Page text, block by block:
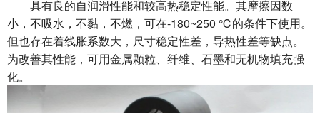
具有良的自润滑性能和较高热稳定性能。其摩擦因数
小，不吸水，不黏，不燃，可在-180~250 ℃的条件下使用。
但也存在着线胀系数大，尺寸稳定性差，导热性差等缺点。
为改善其性能，可用金属颗粒、纤维、石墨和无机物填充强
化。